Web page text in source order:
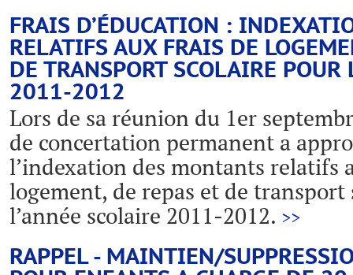
FRAIS D’ÉDUCATION :
RELATIFS AUX FRAIS DE
DE TRANSPORT SCOLAIRE POUR
2011-2012
Lors de sa réunion du 1er
de concertation permanent a
l’indexation des montants relatifs
logement, de repas et de transport
l’année scolaire 2011-2012. >>
RAPPEL - MAINTIEN/